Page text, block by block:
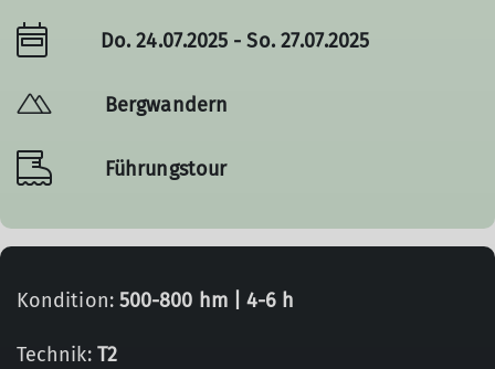
Do. 24.07.2025 - So. 27.07.2025
Bergwandern
Führungstour
Kondition: 500-800 hm | 4-6 h
Technik: T2